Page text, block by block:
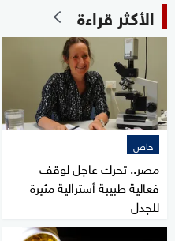
الأكثر قراءة
خاص
مصر.. تحرك عاجل لوقف
فعالية طبيبة أسترالية مثيرة
للجدل